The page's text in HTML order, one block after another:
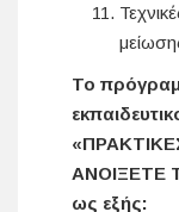
Το
ΑΝΟΙΞΕΤΕ
ως εξής: